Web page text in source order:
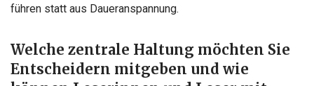
führen statt aus Daueranspannung.
Welche zentrale Haltung möchten Sie
Entscheidern mitgeben und wie